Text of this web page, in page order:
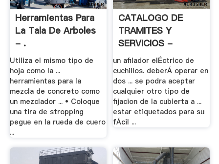
Herramientas Para
La Tala De Arboles
- .
Utiliza el mismo tipo de
hoja como la ...
herramientas para la
mezcla de concreto como
un mezclador ... • Coloque
una tira de stropping
pegue en la rueda de cuero
...
CATALOGO DE
TRAMITES Y
SERVICIOS -
Compranet®
un afilador elÉctrico de
cuchillos. deberÁ operar en
dos ... se podra aceptar
cualquier otro tipo de
fijacion de la cubierta a ...
estar etiquetados para su
fÁcil ...